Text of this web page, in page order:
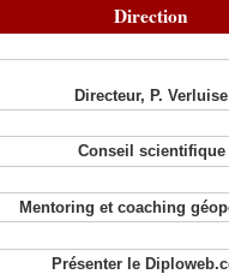
Direction
Directeur, P. Verluise
Conseil scientifique
Mentoring et coaching
Présenter le